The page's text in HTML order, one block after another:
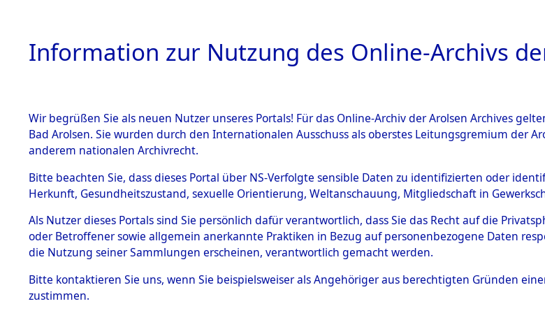
HOME BESTANDSBESCHREIBUNG ARCHIVALE
BESTÄNDE
Inhaftierungsdoku
mente
5. Verschiedenes
Todesmärsche
5.3.1 Alliierte
Rekonstruktion des Verlaufs
Todesmärsche, alphabetisch
und Lagern→0001 (84630139)
0052
Information zur Nutzung des Online-Archivs
Wir begrüßen Sie als neuen Nutzer unseres Portals! Für das Online-Archiv der Arolsen Archives
Bad Arolsen. Sie wurden durch den Internationalen Ausschuss als oberstes Leitungsgremium der
anderem nationalen Archivrecht.
Bitte beachten Sie, dass dieses Portal über NS-Verfolgte sensible Daten zu identifizierten oder
Herkunft, Gesundheitszustand, sexuelle Orientierung, Weltanschauung, Mitgliedschaft in
Als Nutzer dieses Portals sind Sie persönlich dafür verantwortlich, dass Sie das Recht auf die
oder Betroffener sowie allgemein anerkannte Praktiken in Bezug auf personenbezogene Daten
die Nutzung seiner Sammlungen erscheinen, verantwortlich gemacht werden.
Bitte kontaktieren Sie uns, wenn Sie beispielsweiser als Angehöriger aus berechtigten Gründen
zustimmen.